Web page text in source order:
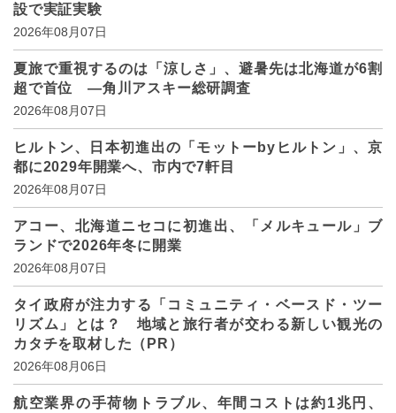
設で実証実験
2026年08月07日
夏旅で重視するのは「涼しさ」、避暑先は北海道が6割
超で首位 ―角川アスキー総研調査
2026年08月07日
ヒルトン、日本初進出の「モットーbyヒルトン」、京
都に2029年開業へ、市内で7軒目
2026年08月07日
アコー、北海道ニセコに初進出、「メルキュール」ブ
ランドで2026年冬に開業
2026年08月07日
タイ政府が注力する「コミュニティ・ベースド・ツー
リズム」とは？ 地域と旅行者が交わる新しい観光の
カタチを取材した（PR）
2026年08月06日
航空業界の手荷物トラブル、年間コストは約1兆円、